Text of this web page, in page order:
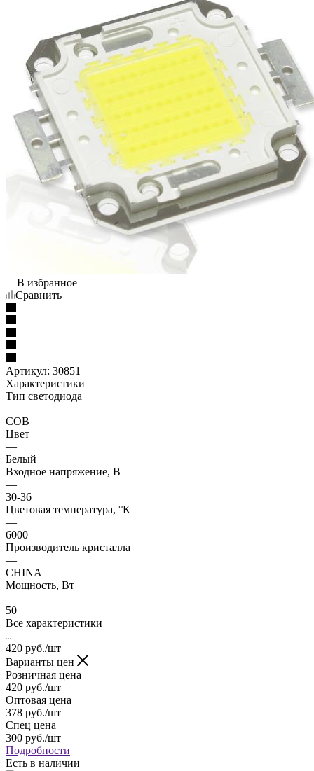
В избранное
Сравнить
Артикул: 30851
Характеристики
Тип светодиода
—
COB
Цвет
—
Белый
Входное напряжение, В
—
30-36
Цветовая температура, °К
—
6000
Производитель кристалла
—
CHINA
Мощность, Вт
—
50
Все характеристики
420 руб./шт
Варианты цен
Розничная цена
420 руб./шт
Оптовая цена
378 руб./шт
Спец цена
300 руб./шт
Подробности
Есть в наличии